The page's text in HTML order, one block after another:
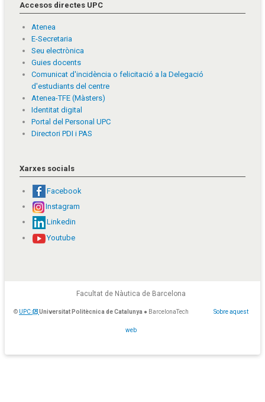
Accesos directes UPC
Atenea
E-Secretaria
Seu electrònica
Guies docents
Comunicat d'incidència o felicitació a la Delegació
d'estudiants del centre
Atenea-TFE (Màsters)
Identitat digital
Portal del Personal UPC
Directori PDI i PAS
Xarxes socials
Facebook
Instagram
Linkedin
Youtube
Facultat de Nàutica de Barcelona
© UPC Universitat Politècnica de Catalunya ● BarcelonaTech Sobre aquest
web